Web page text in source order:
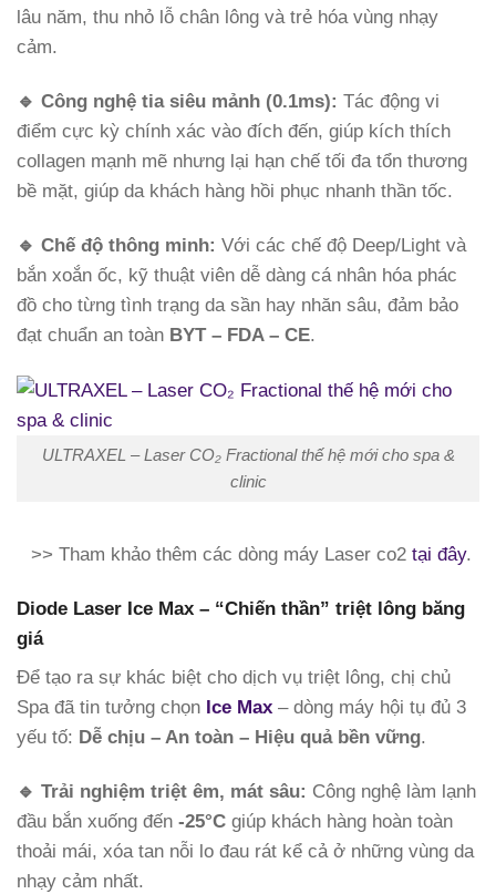
lâu năm, thu nhỏ lỗ chân lông và trẻ hóa vùng nhạy
cảm.
🔹 Công nghệ tia siêu mảnh (0.1ms): Tác động vi
điểm cực kỳ chính xác vào đích đến, giúp kích thích
collagen mạnh mẽ nhưng lại hạn chế tối đa tổn thương
bề mặt, giúp da khách hàng hồi phục nhanh thần tốc.
🔹 Chế độ thông minh: Với các chế độ Deep/Light và
bắn xoắn ốc, kỹ thuật viên dễ dàng cá nhân hóa phác
đồ cho từng tình trạng da sần hay nhăn sâu, đảm bảo
đạt chuẩn an toàn BYT – FDA – CE.
ULTRAXEL – Laser CO₂ Fractional thế hệ mới cho spa &
clinic
>> Tham khảo thêm các dòng máy Laser co2 tại đây.
Diode Laser Ice Max – “Chiến thần” triệt lông băng
giá
Để tạo ra sự khác biệt cho dịch vụ triệt lông, chị chủ
Spa đã tin tưởng chọn Ice Max – dòng máy hội tụ đủ 3
yếu tố: Dễ chịu – An toàn – Hiệu quả bền vững.
🔹 Trải nghiệm triệt êm, mát sâu: Công nghệ làm lạnh
đầu bắn xuống đến -25°C giúp khách hàng hoàn toàn
thoải mái, xóa tan nỗi lo đau rát kể cả ở những vùng da
nhạy cảm nhất.